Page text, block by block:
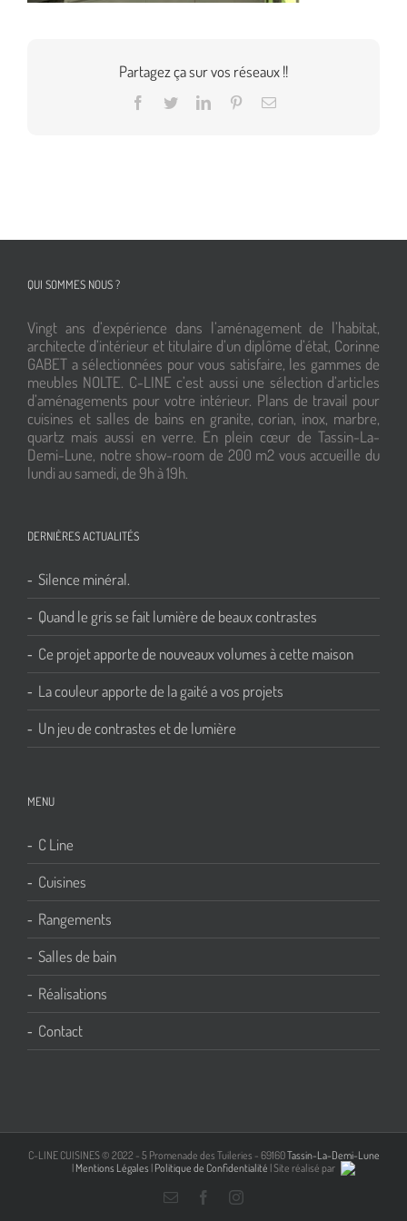
Partagez ça sur vos réseaux !!
Facebook
TwitterLinkedInPinterestEmail
QUI SOMMES NOUS ?
Vingt ans d’expérience dans l’aménagement de l’habitat,
architecte d’intérieur et titulaire d’un diplôme d’état, Corinne
GABET a sélectionnées pour vous satisfaire, les gammes de
meubles NOLTE. C-LINE c’est aussi une sélection d’articles
d’aménagements pour votre intérieur. Plans de travail pour
cuisines et salles de bains en granite, corian, inox, marbre,
quartz mais aussi en verre. En plein cœur de Tassin-La-
Demi-Lune, notre show-room de 200 m2 vous accueille du
lundi au samedi, de 9h à 19h.
DERNIÈRES ACTUALITÉS
Silence minéral.
Quand le gris se fait lumière de beaux contrastes
Ce projet apporte de nouveaux volumes à cette maison
La couleur apporte de la gaité a vos projets
Un jeu de contrastes et de lumière
MENU
C Line
Cuisines
Rangements
Salles de bain
Réalisations
Contact
C-LINE CUISINES © 2022 - 5 Promenade des Tuileries - 69160Tassin-La-Demi-Lune
| Mentions Légales | Politique de Confidentialité | Site réalisé par
Email FacebookInstagram